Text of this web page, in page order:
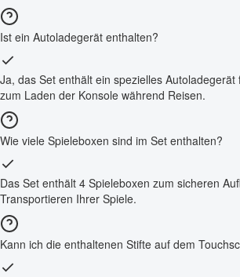
Ist ein Autoladegerät enthalten?
Ja, das Set enthält ein spezielles Autoladegerät
zum Laden der Konsole während Reisen.
Wie viele Spieleboxen sind im Set enthalten?
Das Set enthält 4 Spieleboxen zum sicheren
Transportieren Ihrer Spiele.
Kann ich die enthaltenen Stifte auf dem